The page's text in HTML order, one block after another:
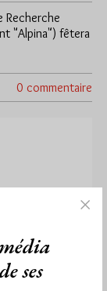
Recherche
"Alpina") fêtera
0 commentaire
ses